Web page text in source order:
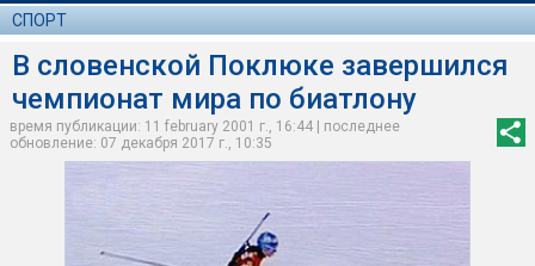
СПОРТ
В словенской Поклюке завершился
чемпионат мира по биатлону
время публикации: 11 february 2001 г., 16:44 | последнее
обновление: 07 декабря 2017 г., 10:35